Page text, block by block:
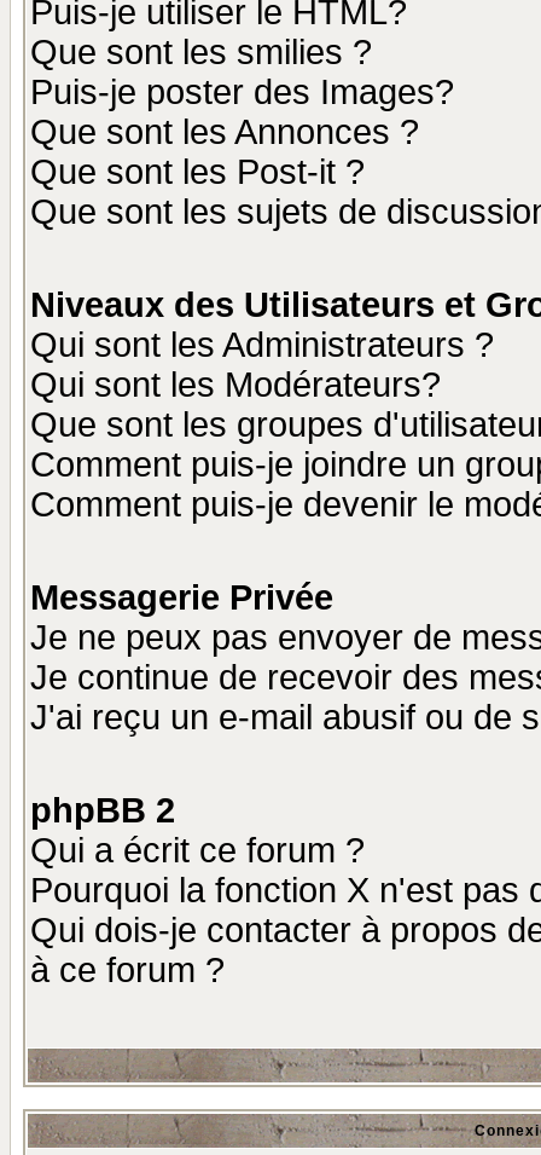
Puis-je utiliser le HTML?
Que sont les smilies ?
Puis-je poster des Images?
Que sont les Annonces ?
Que sont les Post-it ?
Que sont les sujets de
Niveaux des Utilisateurs et
Qui sont les Administrateurs ?
Qui sont les Modérateurs?
Que sont les groupes
Comment puis-je joindre un
Comment puis-je devenir le
Messagerie Privée
Je ne peux pas envoyer de
Je continue de recevoir des
J'ai reçu un e-mail abusif ou de
phpBB 2
Qui a écrit ce forum ?
Pourquoi la fonction X n'est pas
Qui dois-je contacter à propos
à ce forum ?